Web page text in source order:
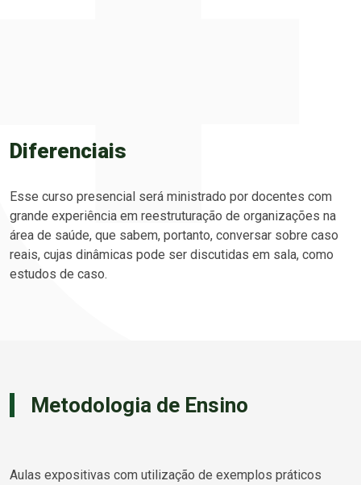
Diferenciais
Esse curso presencial será ministrado por docentes com
grande experiência em reestruturação de organizações na
área de saúde, que sabem, portanto, conversar sobre caso
reais, cujas dinâmicas pode ser discutidas em sala, como
estudos de caso.
Metodologia de Ensino
Aulas expositivas com utilização de exemplos práticos